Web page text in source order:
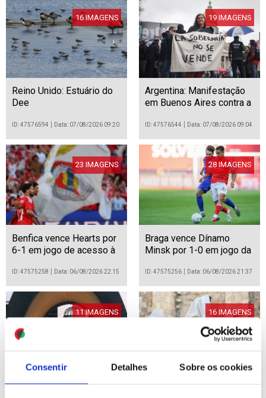
Consentir Detalhes Sobre os cookies
16 IMAGENS
Reino Unido: Estuário do
Dee
ID: 47576594 Data: 07/08/2026 09:20
19 IMAGENS
Argentina: Manifestação
em Buenos Aires contra a
expropriações e uso da
terra queimada
ID: 47576544 Data: 07/08/2026 09:04
23 IMAGENS
Benfica vence Hearts por
6-1 em jogo de acesso à
Europa de futebol
ID: 47575258 Data: 06/08/2026 22:15
28 IMAGENS
Braga vence Dínamo
Minsk por 1-0 em jogo da
futebol
ID: 47575256 Data: 06/08/2026 21:37
11 IMAGENS
Japão: 81 anos da bomba
16 IMAGENS